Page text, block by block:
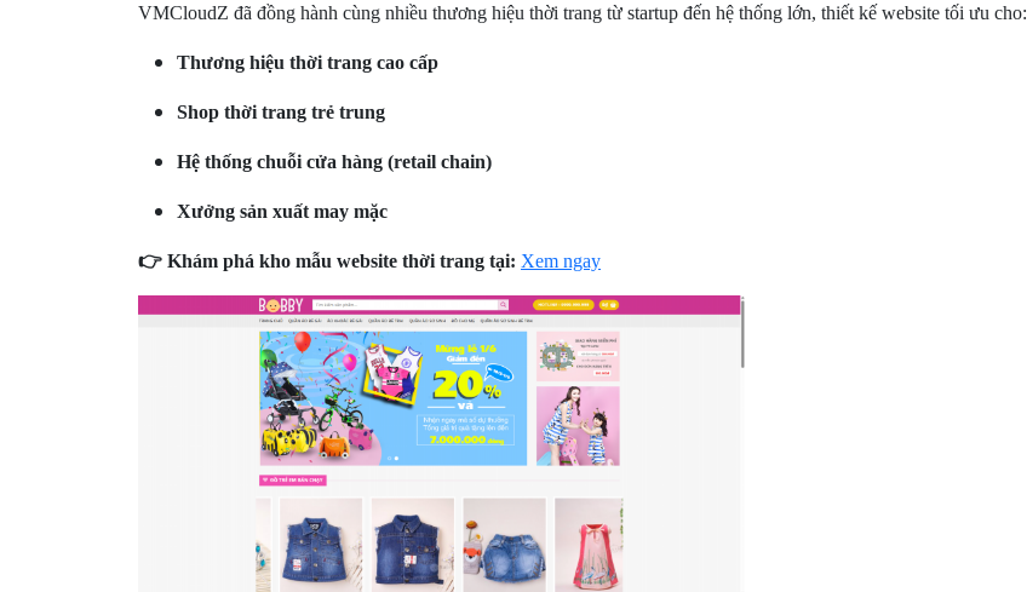
VMCloudZ đã đồng hành cùng nhiều thương hiệu thời trang từ startup đến hệ thống lớn, thiết kế website tối ưu cho:
Thương hiệu thời trang cao cấp
Shop thời trang trẻ trung
Hệ thống chuỗi cửa hàng (retail chain)
Xưởng sản xuất may mặc
👉 Khám phá kho mẫu website thời trang tại: Xem ngay